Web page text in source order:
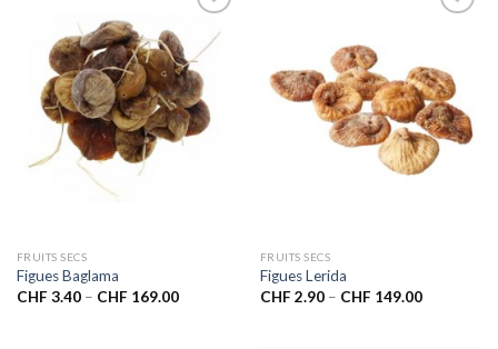
à la liste
de
souhaits
FRUITS SECS
Figues Baglama
CHF 3.40– CHF 169.00
souhaits
FRUITS SECS
Figues Lerida
CHF 2.90– CHF 149.00